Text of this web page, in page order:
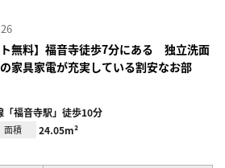
ト無料】福音寺徒歩7分にある 独立洗面
家具家電が充実している割安なお部
「福音寺駅」徒歩10分
面積 24.05m²